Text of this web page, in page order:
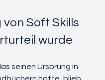
Soft Skills
wurde
seinen Ursprung in
hatte, blieb